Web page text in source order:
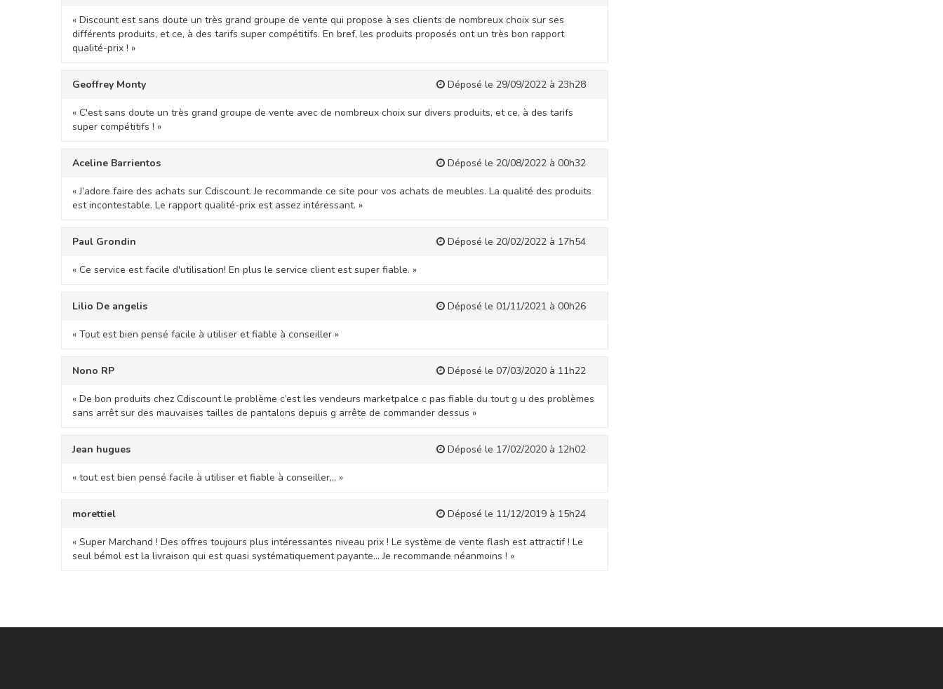
« Discount est sans doute un très grand groupe de vente qui propose à ses clients de nombreux choix sur ses
différents produits, et ce, à des tarifs super compétitifs. En bref, les produits proposés ont un très bon rapport
qualité-prix ! »
Geoffrey Monty Déposé le 29/09/2022 à 23h28
« C'est sans doute un très grand groupe de vente avec de nombreux choix sur divers produits, et ce, à des tarifs
super compétitifs ! »
Aceline Barrientos Déposé le 20/08/2022 à 00h32
« J’adore faire des achats sur Cdiscount. Je recommande ce site pour vos achats de meubles. La qualité des produits
est incontestable. Le rapport qualité-prix est assez intéressant. »
Paul Grondin Déposé le 20/02/2022 à 17h54
« Ce service est facile d'utilisation! En plus le service client est super fiable. »
Lilio De angelis Déposé le 01/11/2021 à 00h26
« Tout est bien pensé facile à utiliser et fiable à conseiller »
Nono RP Déposé le 07/03/2020 à 11h22
« De bon produits chez Cdiscount le problème c’est les vendeurs marketpalce c pas fiable du tout g u des problèmes
sans arrêt sur des mauvaises tailles de pantalons depuis g arrête de commander dessus »
Jean hugues Déposé le 17/02/2020 à 12h02
« tout est bien pensé facile à utiliser et fiable à conseiller,,, »
morettiel Déposé le 11/12/2019 à 15h24
« Super Marchand ! Des offres toujours plus intéressantes niveau prix ! Le système de vente flash est attractif ! Le
seul bémol est la livraison qui est quasi systématiquement payante... Je recommande néanmoins ! »